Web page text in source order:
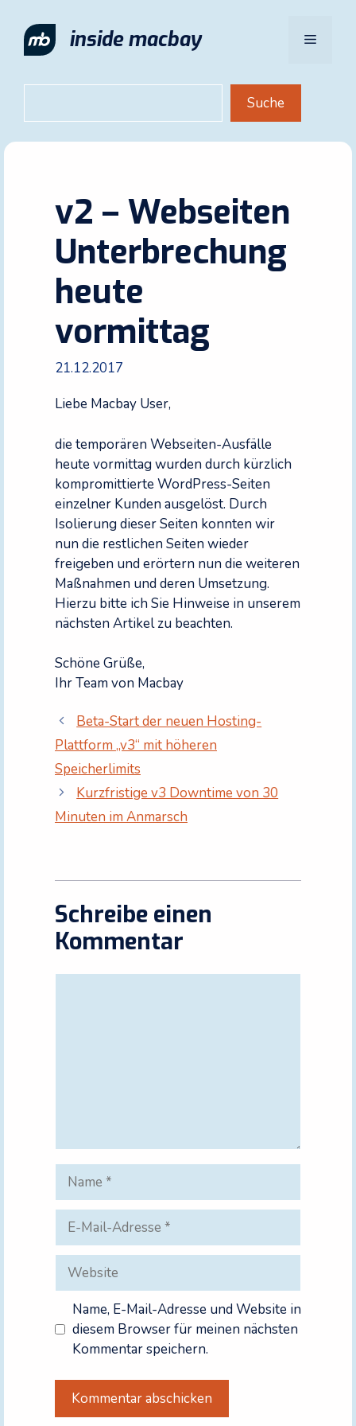
Inhalt
springen
inside macbay Menü
Suche
v2 – Webseiten
Unterbrechung
heute
vormittag
21.12.2017
Liebe Macbay User,
die temporären Webseiten-Ausfälle
heute vormittag wurden durch kürzlich
kompromittierte WordPress-Seiten
einzelner Kunden ausgelöst. Durch
Isolierung dieser Seiten konnten wir
nun die restlichen Seiten wieder
freigeben und erörtern nun die weiteren
Maßnahmen und deren Umsetzung.
Hierzu bitte ich Sie Hinweise in unserem
nächsten Artikel zu beachten.
Schöne Grüße,
Ihr Team von Macbay
Beta-Start der neuen Hosting-
Plattform „v3“ mit höheren
Speicherlimits
Kurzfristige v3 Downtime von 30
Minuten im Anmarsch
Schreibe einen
Kommentar
Name
Mail-
Adresse
Website
Name, E-Mail-Adresse und Website in
diesem Browser für meinen nächsten
Kommentar speichern.